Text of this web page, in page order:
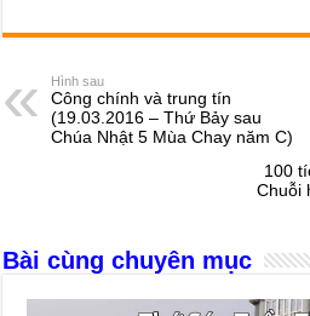
c
e
b
o
ss
n
g
at
A
p
e
s
Hình sau
Công chính và trung tín
(19.03.2016 – Thứ Bảy sau
Chúa Nhật 5 Mùa Chay năm C)
100
Chuỗi
Bài cùng chuyên mục